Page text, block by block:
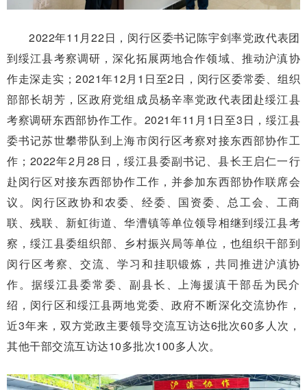
2022年11月22日，闵行区委书记陈宇剑率党政代表团
到绥江县考察调研，深化拓展两地合作领域、推动沪滇协
作走深走实；2021年12月1日至2日，闵行区委常委、组织
部部长胡芳，区政府党组成员杨辛率党政代表团赴绥江县
考察调研东西部协作工作。2021年11月1日至3日，绥江县
委书记苏世攀带队到上海市闵行区考察对接东西部协作工
作；2022年2月28日，绥江县委副书记、县长王启仁一行
赴闵行区对接东西部协作工作，并参加东西部协作联席会
议。闵行区政协和农委、经委、国资委、总工会、工商
联、残联、新虹街道、华漕镇等单位领导相继到绥江县考
察，绥江县委组织部、乡村振兴局等单位，也组织干部到
闵行区考察、交流、学习和挂职锻炼，共同推进沪滇协
作。据绥江县委常委、副县长、上海援滇干部岳为民介
绍，闵行区和绥江县两地党委、政府不断深化交流协作，
近3年来，双方党政主要领导交流互访达6批次60多人次，
其他干部交流互访达10多批次100多人次。